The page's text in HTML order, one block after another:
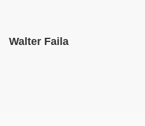
Walter Faila